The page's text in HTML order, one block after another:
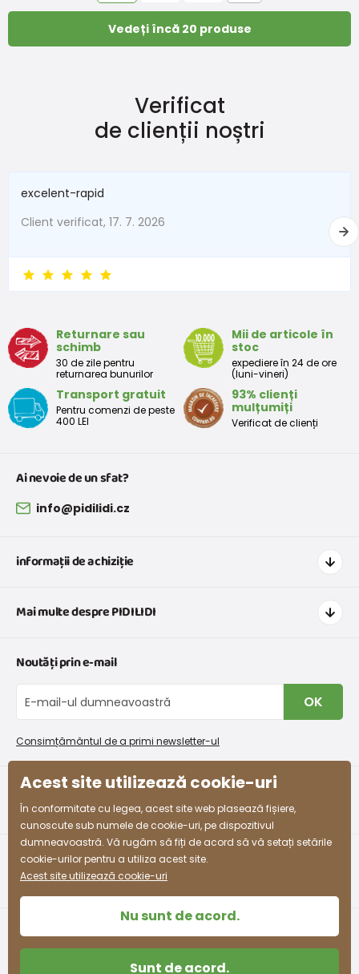
Vedeți încă 20 produse
Verificat
de clienții noștri
excelent-rapid
Client verificat, 17. 7. 2026
Returnare sau
schimb
30 de zile pentru
returnarea bunurilor
Mii de articole în
stoc
expediere în 24 de ore
(luni-vineri)
Transport gratuit
Pentru comenzi de peste
400 LEI
93% clienți
mulțumiți
Verificat de clienți
Ai nevoie de un sfat?
info@pidilidi.cz
informații de achiziție
Transport și plată
Retururi și reclamații
Schimb sau returnare gratuită
Procedura de reclamații
Mai multe despre PIDILIDI
Despre noi
Program de afiliere
Colectarea bunurilor
Noutăți prin e-mail
OK
Consimțământul de a primi newsletter-ul
Acest site utilizează cookie-uri
În conformitate cu legea, acest site web plasează fișiere,
cunoscute sub numele de cookie-uri, pe dispozitivul
dumneavoastră. Vă rugăm să fiți de acord să vă setați setările
cookie-urilor pentru a utiliza acest site.
Acest site utilizează cookie-uri
Nu sunt de acord.
Sunt de acord.